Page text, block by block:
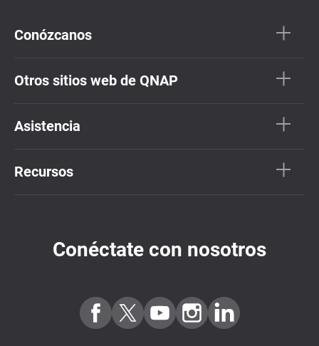
Conózcanos
Otros sitios web de QNAP
Asistencia
Recursos
Conéctate con nosotros